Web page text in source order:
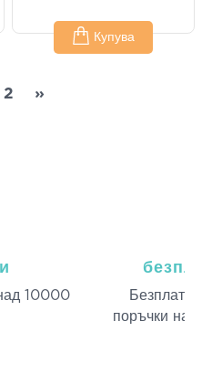
Купува
2 »
10000
Безплатна
поръчки над